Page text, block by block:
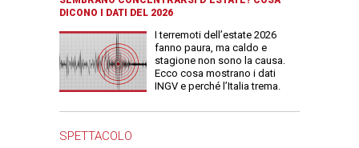
DICONO I DATI DEL 2026
I terremoti dell’estate 2026
fanno paura, ma caldo e
stagione non sono la causa.
Ecco cosa mostrano i dati
INGV e perché l’Italia trema.
SPETTACOLO